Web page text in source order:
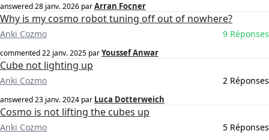
answered28 janv. 2026 parArran Focner
Why is my cosmo robot tuning off out of nowhere?
Anki Cozmo 9 Réponses
commented22 janv. 2025 parYoussef Anwar
Cube not lighting up
Anki Cozmo 2 Réponses
answered23 janv. 2024 par Luca Dotterweich
Cosmo is not lifting the cubes up
Anki Cozmo 5 Réponses